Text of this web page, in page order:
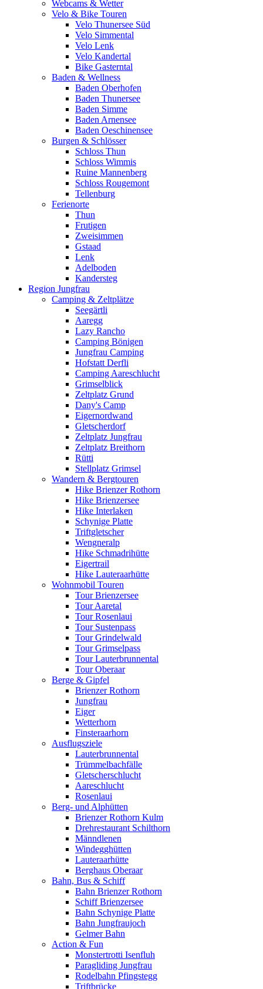
Webcams & Wetter
Velo & Bike Touren
Velo Thunersee Süd
Velo Simmental
Velo Lenk
Velo Kandertal
Bike Gasterntal
Baden & Wellness
Baden Oberhofen
Baden Thunersee
Baden Simme
Baden Arnensee
Baden Oeschinensee
Burgen & Schlösser
Schloss Thun
Schloss Wimmis
Ruine Mannenberg
Schloss Rougemont
Tellenburg
Ferienorte
Thun
Frutigen
Zweisimmen
Gstaad
Lenk
Adelboden
Kandersteg
Region Jungfrau
Camping & Zeltplätze
Seegärtli
Aaregg
Lazy Rancho
Camping Bönigen
Jungfrau Camping
Hofstatt Derfli
Camping Aareschlucht
Grimselblick
Zeltplatz Grund
Dany's Camp
Eigernordwand
Gletscherdorf
Zeltplatz Jungfrau
Zeltplatz Breithorn
Rütti
Stellplatz Grimsel
Wandern & Bergtouren
Hike Brienzer Rothorn
Hike Brienzersee
Hike Interlaken
Schynige Platte
Triftgletscher
Wengneralp
Hike Schmadrihütte
Eigertrail
Hike Lauteraarhütte
Wohnmobil Touren
Tour Brienzersee
Tour Aaretal
Tour Rosenlaui
Tour Sustenpass
Tour Grindelwald
Tour Grimselpass
Tour Lauterbrunnental
Tour Oberaar
Berge & Gipfel
Brienzer Rothorn
Jungfrau
Eiger
Wetterhorn
Finsteraarhorn
Ausflugsziele
Lauterbrunnental
Trümmelbachfälle
Gletscherschlucht
Aareschlucht
Rosenlaui
Berg- und Alphütten
Brienzer Rothorn Kulm
Drehrestaurant Schilthorn
Männdlenen
Windegghütten
Lauteraarhütte
Berghaus Oberaar
Bahn, Bus & Schiff
Bahn Brienzer Rothorn
Schiff Brienzersee
Bahn Schynige Platte
Bahn Jungfraujoch
Gelmer Bahn
Action & Fun
Monstertrotti Isenfluh
Paragliding Jungfrau
Rodelbahn Pfingstegg
Triftbrücke